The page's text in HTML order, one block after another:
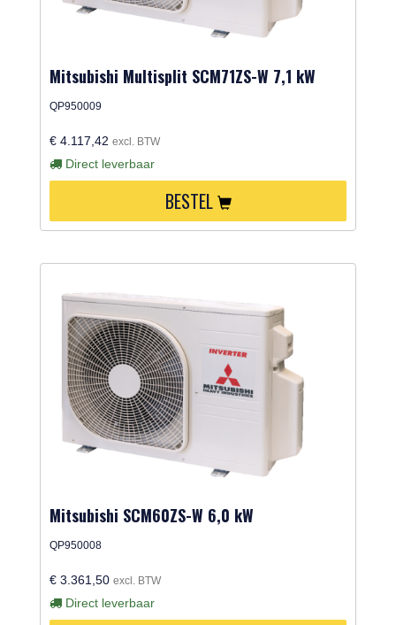
Mitsubishi Multisplit SCM71ZS-W 7,1 kW
QP950009
€ 4.117,42 excl. BTW
Direct leverbaar
BESTEL
Mitsubishi SCM60ZS-W 6,0 kW
QP950008
€ 3.361,50 excl. BTW
Direct leverbaar